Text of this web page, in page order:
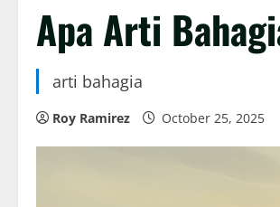
Apa Arti
arti bahagia
Roy Ramirez October 25, 2025